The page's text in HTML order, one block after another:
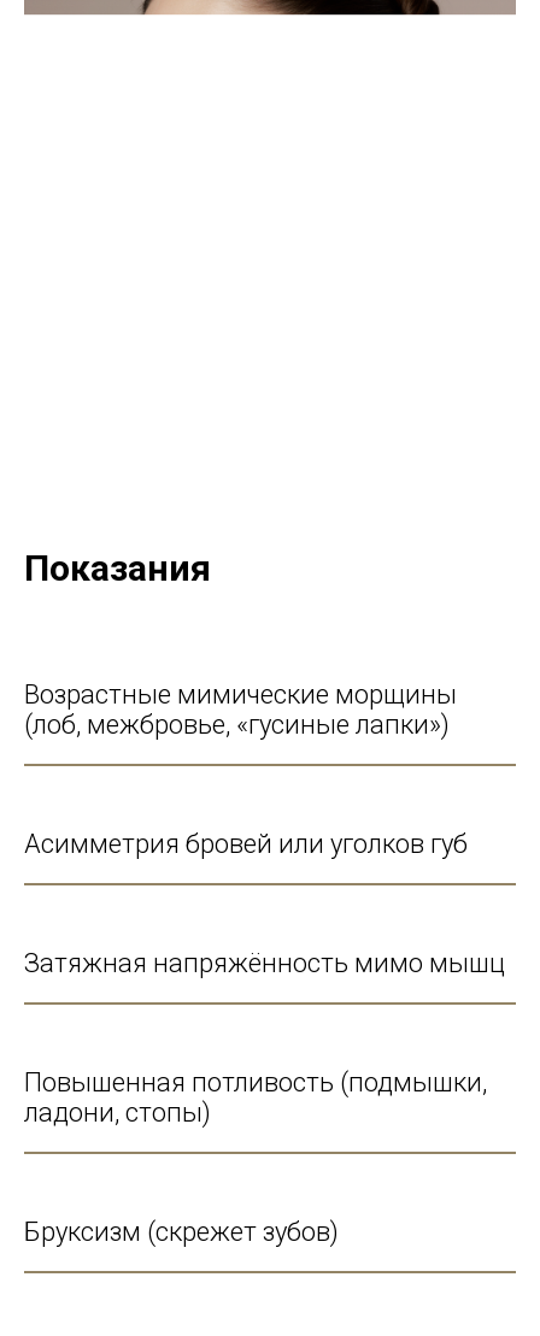
Показания
Возрастные мимические морщины
(лоб, межбровье, «гусиные лапки»)
Асимметрия бровей или уголков губ
Затяжная напряжённость мимо мышц
Повышенная потливость (подмышки,
ладони, стопы)
Бруксизм (скрежет зубов)